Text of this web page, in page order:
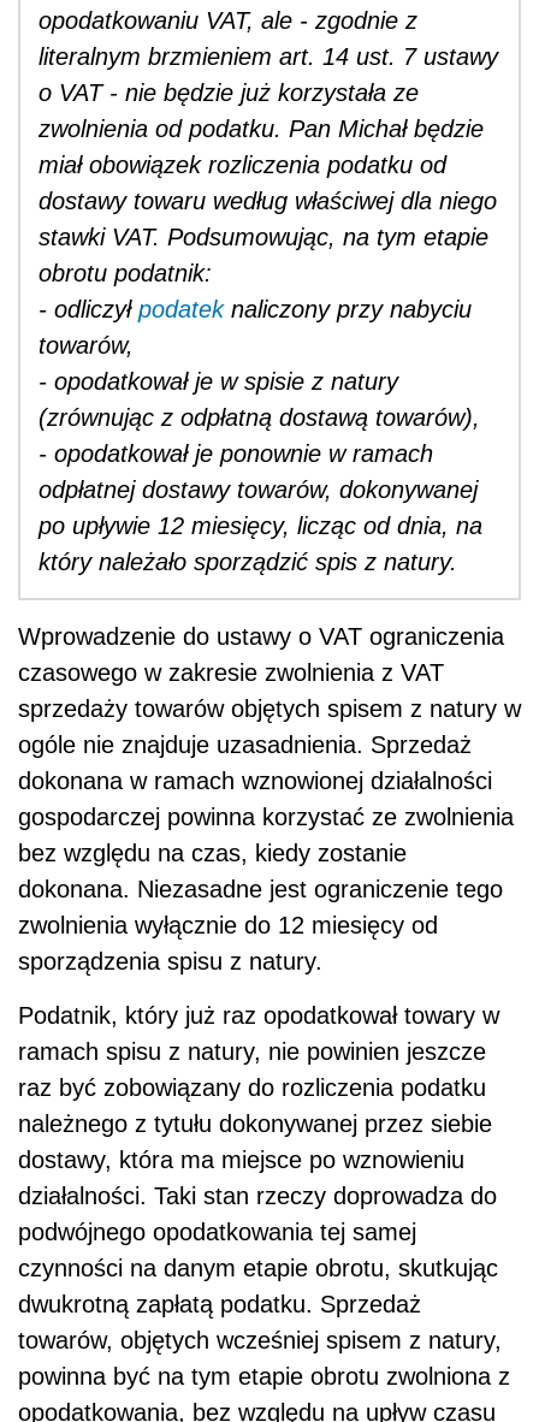
opodatkowaniu VAT, ale - zgodnie z
literalnym brzmieniem art. 14 ust. 7 ustawy
o VAT - nie będzie już korzystała ze
zwolnienia od podatku. Pan Michał będzie
miał obowiązek rozliczenia podatku od
dostawy towaru według właściwej dla niego
stawki VAT. Podsumowując, na tym etapie
obrotu podatnik:
- odliczył podateknaliczony przy nabyciu
towarów,
- opodatkował je w spisie z natury
(zrównując z odpłatną dostawą towarów),
- opodatkował je ponownie w ramach
odpłatnej dostawy towarów, dokonywanej
po upływie 12 miesięcy, licząc od dnia, na
który należało sporządzić spis z natury.
Wprowadzenie do ustawy o VAT ograniczenia
czasowego w zakresie zwolnienia z VAT
sprzedaży towarów objętych spisem z natury w
ogóle nie znajduje uzasadnienia. Sprzedaż
dokonana w ramach wznowionej działalności
gospodarczej powinna korzystać ze zwolnienia
bez względu na czas, kiedy zostanie
dokonana. Niezasadne jest ograniczenie tego
zwolnienia wyłącznie do 12 miesięcy od
sporządzenia spisu z natury.
Podatnik, który już raz opodatkował towary w
ramach spisu z natury, nie powinien jeszcze
raz być zobowiązany do rozliczenia podatku
należnego z tytułu dokonywanej przez siebie
dostawy, która ma miejsce po wznowieniu
działalności. Taki stan rzeczy doprowadza do
podwójnego opodatkowania tej samej
czynności na danym etapie obrotu, skutkując
dwukrotną zapłatą podatku. Sprzedaż
towarów, objętych wcześniej spisem z natury,
powinna być na tym etapie obrotu zwolniona z
opodatkowania, bez względu na upływ czasu